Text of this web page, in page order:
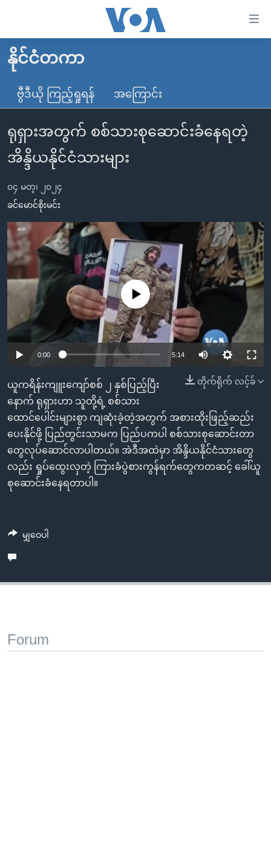
လွယ်ကူ
စေ
သည့်
များ
ပင်မ
သို့
ကျော်
ကြည့်
ရန်
ပင်မ
ညွန်း
စာမျက်နှာ
ကျော်
ကြည့်
ရှာဖွေ
ရန်
နေရာ
သို့
ကျော်
ရန်
မူလစာမျက်နှာ
မြန်မာ
ကမ္ဘာ့သတင်းများ
နိုင်ငံတကာ
အမေရိကန်
တရုတ်
အစ္စရေး-ပါလက်စတိုင်း
ဗွီဒီယို
သတင်းလွတ်လပ်ခွင့်
ရပ်ဝန်းတခု လမ်းတခု အလွန်
အင်္ဂလိပ်စာလေ့လာမယ်
မကြေးမုံရဲ့ အင်္ဂလိပ်စာ
ရုပ်ရှင်ထဲက အင်္ဂလိပ်စာ
သုတပဒေသာ အင်္ဂလိပ်စာ
ရေဒီယို
တီဗွီ
ရေဒီယိုနှင့်ရုပ်သံ အချက်အလက်များ
ရေဒီယို/တီဗွီအစီအစဉ်
Learning English
ဗွီအိုအေ လူမှုကွန်ယက်များ
ဘာသာစကားများ
နိုင်ငံတကာ
ဗွီဒီယို ကြည့်ရှုရန် အကြောင်း
ရုရှားအတွက် စစ်သားစုဆောင်းခံနေရတဲ့
အိန္ဒိယနိုင်ငံသားများ
၀၄ မတ္၊ ၂၀၂၄
ခင်မောင်စိုးမင်း
No media source currently available
0:00 5:14
တိုက်ရိုက် လင့်ခ်
ယူကရိန်းကျူးကျော်စစ် ၂ နှစ်ပြည့်ပြီး
နောက် ရုရှားဟာ သူတို့ရဲ့ စစ်သား
ထောင်ပေါင်းများစွာ ကျဆုံးခဲ့တဲ့အတွက် အစားထိုးဖြည့်ဆည်း
ပေးနိုင်ဖို့ ပြည်တွင်းသာမက ပြည်ပကပါ စစ်သားစုဆောင်းတာ
တွေလုပ်ဆောင်လာပါတယ်။ အဲဒီအထဲမှာ အိန္ဒိယနိုင်ငံသားတွေ
လည်း ရှုပ်ထွေးလှတဲ့ ကြားခံပွဲစားကွန်ရက်တွေကတဆင့် ခေါ်ယူ
စုဆောင်းခံနေရတာပါ။
မျှဝေပါ
Forum